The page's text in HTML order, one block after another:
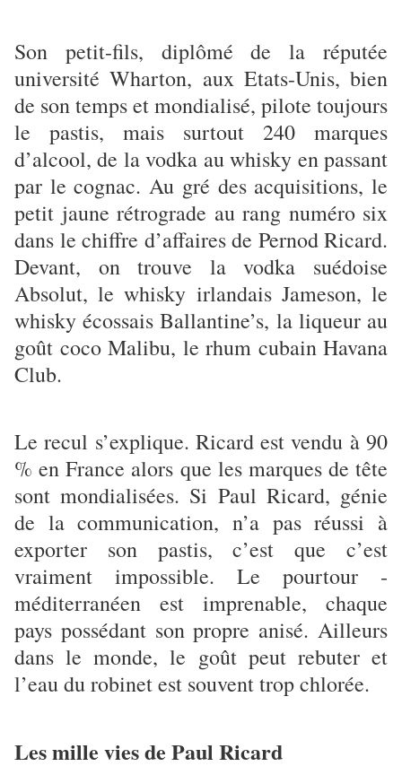
Son petit-fils, diplômé de la réputée
université Wharton, aux Etats-Unis, bien
de son temps et mondialisé, pilote toujours
le pastis, mais ­surtout 240 marques
d’alcool, de la vodka au whisky en passant
par le cognac. Au gré des acquisitions, le
petit jaune rétrograde au rang numéro six
dans le chiffre d’affaires de Pernod Ricard.
Devant, on trouve la vodka suédoise
Absolut, le whisky irlandais Jameson, le
whisky écossais Ballantine’s, la liqueur au
goût coco Malibu, le rhum cubain Havana
Club.
Le recul s’explique. Ricard est vendu à 90
% en France alors que les marques de tête
sont mondialisées. Si Paul Ricard, génie
de la communication, n’a pas réussi à
exporter son pastis, c’est que c’est
vraiment impossible. Le pourtour ­
méditerranéen est imprenable, chaque
pays possédant son propre anisé. Ailleurs
dans le monde, le goût peut rebuter et
l’eau du robinet est ­souvent trop chlorée.
Les mille vies de Paul Ricard